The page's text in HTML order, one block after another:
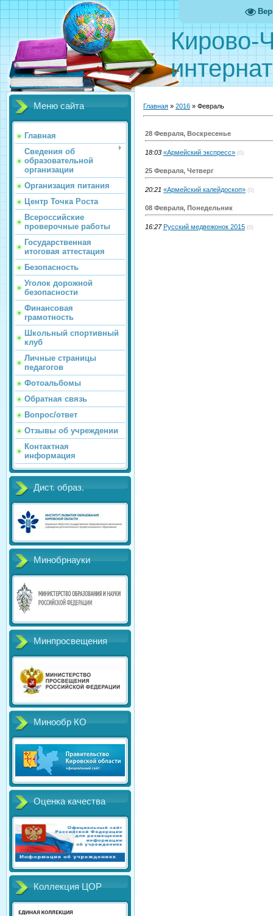
Кирово-
интернат
Меню сайта
Главная
Сведения об
образовательной
организации
Организация питания
Центр Точка Роста
Всероссийские
проверочные работы
Государственная
итоговая аттестация
Безопасность
Уголок дорожной
безопасности
Финансовая
грамотность
Школьный спортивный
клуб
Личные страницы
педагогов
Фотоальбомы
Обратная связь
Вопрос/ответ
Отзывы об учреждении
Контактная
информация
Дист. образ.
Минобрнауки
Минпросвещения
Минообр КО
Оценка качества
Коллекция ЦОР
Главная » 2016 » Февраль
28 Февраля, Воскресенье
18:03 «Армейский экспресс» (0)
25 Февраля, Четверг
20:21 «Армейский калейдоскоп» (0)
08 Февраля, Понедельник
16:27 Русский медвежонок 2015 (0)